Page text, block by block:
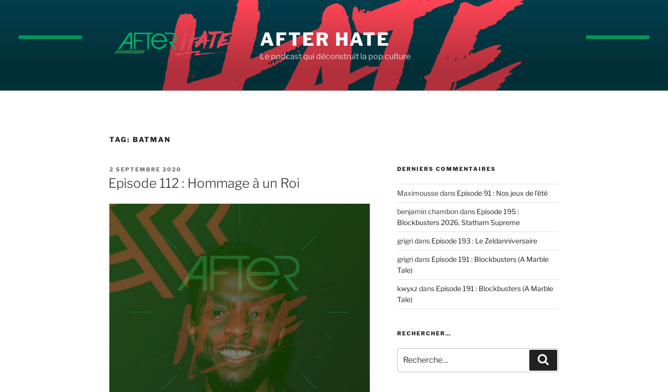
principal
AFTER HATE
Le podcast qui déconstruit la pop culture
TAG: BATMAN
PUBLIÉ
LE
2 SEPTEMBRE 2020
Episode 112 : Hommage à un Roi
DERNIERS COMMENTAIRES
Maximoussedans Episode 91 : Nos jeux de l’été
benjamin chambondans Episode 195 :
Blockbusters 2026, Statham Supreme
grigridans Episode 193 : Le Zeldanniversaire
grigridans Episode 191 : Blockbusters (A Marble
Tale)
kwyxz dans Episode 191 : Blockbusters (A Marble
Tale)
RECHERCHER…
pour
: